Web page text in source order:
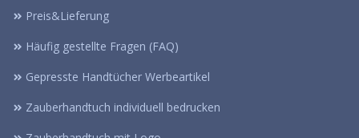
Preis&Lieferung
Häufig gestellte Fragen (FAQ)
Gepresste Handtücher Werbeartikel
Zauberhandtuch individuell bedrucken